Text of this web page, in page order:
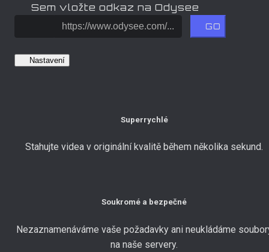
Sem vložte odkaz na Odysee
GO
Nastavení
Superrychlé
Stahujte videa v originální kvalitě během několika sekund.
Soukromé a bezpečné
Nezaznamenáváme vaše požadavky ani neukládáme
na naše servery.